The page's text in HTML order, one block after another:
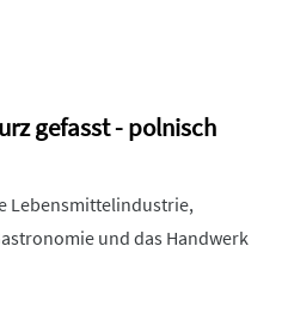
gefasst - polnisch
Lebensmittelindustrie,
und das Handwerk